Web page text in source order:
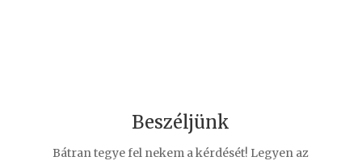
Beszéljünk
Bátran tegye fel nekem a kérdését! Legyen az